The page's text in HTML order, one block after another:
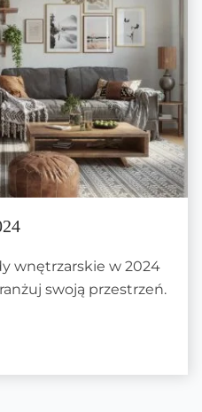
wnętrzarskie w 2024
swoją przestrzeń.